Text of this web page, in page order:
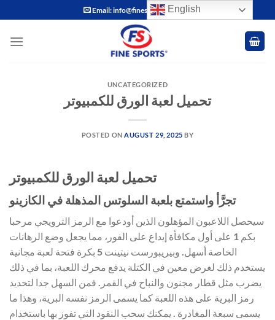
to
content
Email: info@finesports.com.pk
UNCATEGORIZED
تحميل لعبة الورق للكمبيوتر
POSTED ON AUGUST 29, 2025 BY
تحميل لعبة الورق للكمبيوتر
تجرَّأ واستمتع بلعبة السلوتس المذهلة في الكازينو
سيحصل اللاعبون المؤهلون الذين أودعوا مع الرمز الترويجي مرحبا
بكم 1 على أول مكافأة إيداع على الفور، مما يجعل وضع الرهانات
الخاصة أسهل. وبيريبورست نيتينت 5 بكرة فتحة لعبة مجانية
يستخدم ذلك لغرض معين في الكتلة يدفع محرك اللعبة، بما في ذلك
يضرب مثل قطار مجنون والنباح في القمر. فمن السهل جدا لتحديد
رمز البرية على هذه اللعبة كما يسمى الرمز نفسه البرية، وهذا ما
يسمى سبعة المغادرة . يمكنك سحب النقود التي تفوز بها باستخدام
English